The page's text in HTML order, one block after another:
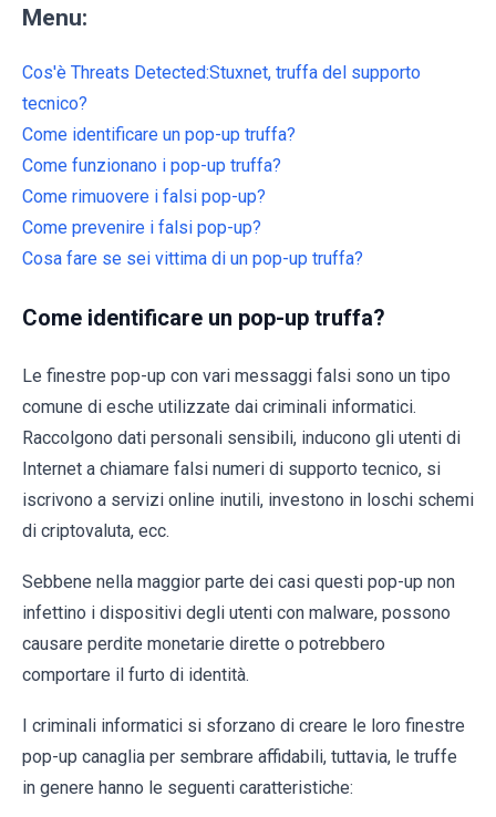
Menu:
Cos'è Threats Detected:Stuxnet, truffa del supporto
tecnico?
Come identificare un pop-up truffa?
Come funzionano i pop-up truffa?
Come rimuovere i falsi pop-up?
Come prevenire i falsi pop-up?
Cosa fare se sei vittima di un pop-up truffa?
Come identificare un pop-up truffa?
Le finestre pop-up con vari messaggi falsi sono un tipo
comune di esche utilizzate dai criminali informatici.
Raccolgono dati personali sensibili, inducono gli utenti di
Internet a chiamare falsi numeri di supporto tecnico, si
iscrivono a servizi online inutili, investono in loschi schemi
di criptovaluta, ecc.
Sebbene nella maggior parte dei casi questi pop-up non
infettino i dispositivi degli utenti con malware, possono
causare perdite monetarie dirette o potrebbero
comportare il furto di identità.
I criminali informatici si sforzano di creare le loro finestre
pop-up canaglia per sembrare affidabili, tuttavia, le truffe
in genere hanno le seguenti caratteristiche: